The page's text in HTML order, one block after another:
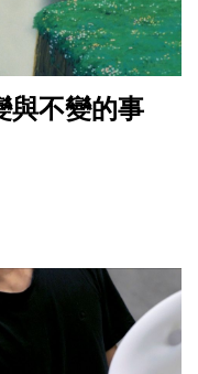
與不變的事